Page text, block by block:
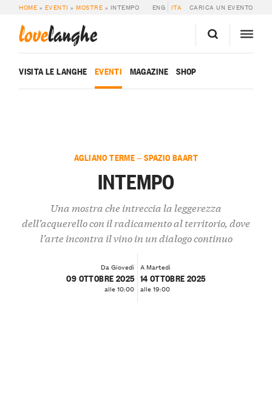
HOME » EVENTI »MOSTRE » INTEMPO ENG ITA CARICA UN EVENTO
lovelanghe
VISITA LE LANGHE EVENTI MAGAZINE SHOP
AGLIANO TERME — SPAZIO BAART
INTEMPO
Una mostra che intreccia la leggerezza
dell’acquerello con il radicamento al territorio, dove
l’arte incontra il vino in un dialogo continuo
Da Giovedì
09 OTTOBRE 2025
alle 10:00
A Martedì
14 OTTOBRE 2025
alle 19:00